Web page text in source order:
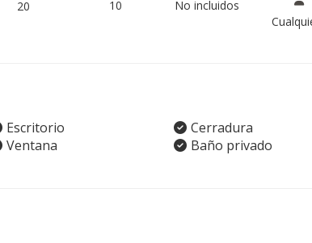
20 10 No incluidos
Escritorio
Cerradura
Ventana
Baño privado